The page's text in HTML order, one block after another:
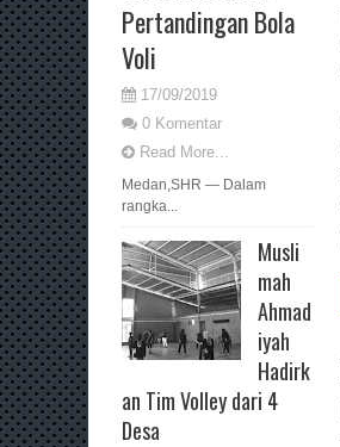
Pertandingan Bola
Voli
17/09/2019
0 Komentar
Read More...
Medan,SHR — Dalam
rangka...
Musli
mah
Ahmad
iyah
Hadirk
an Tim Volley dari 4
Desa